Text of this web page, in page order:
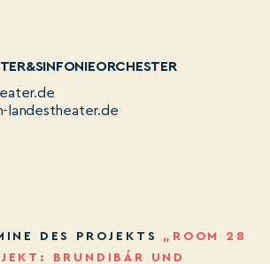
landestheater.de
DES PROJEKTS „ROOM 28
BRUNDIBÁR UND